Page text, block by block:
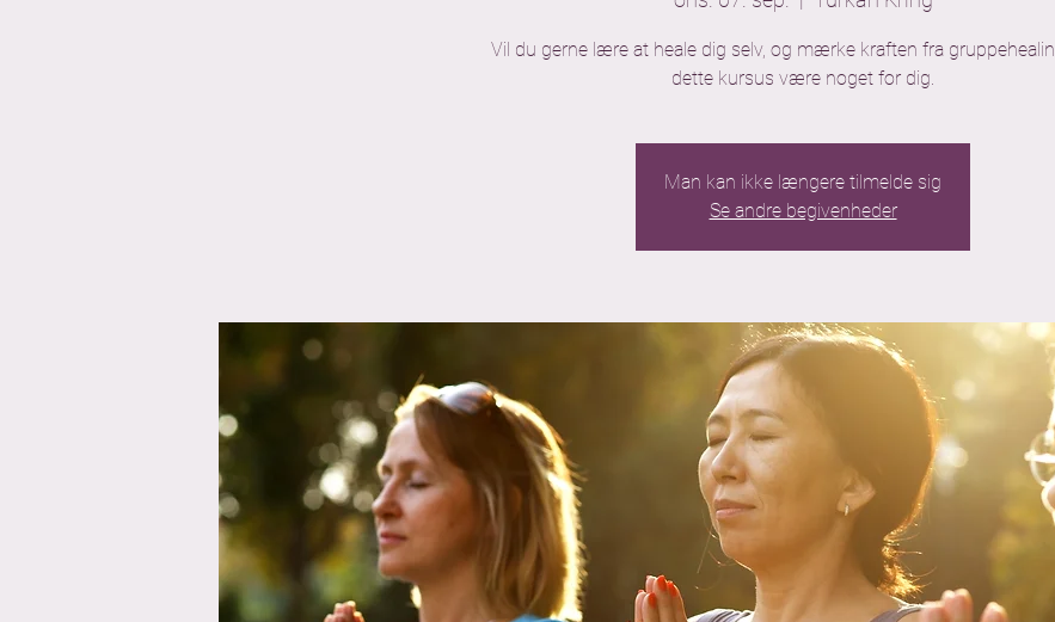
Vil du gerne lære at heale dig selv, og mærke kraften fra
dette kursus være noget for dig.
Man kan ikke længere tilmelde sig
Se andre begivenheder